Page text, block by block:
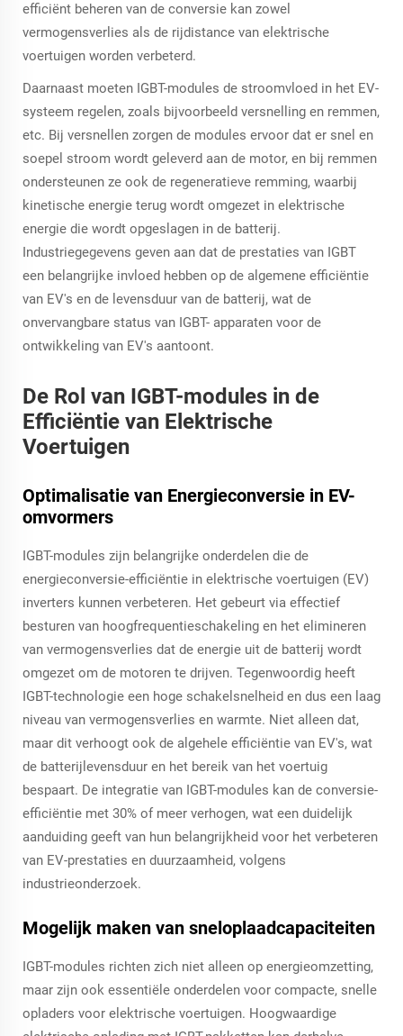
efficiënt beheren van de conversie kan zowel
vermogensverlies als de rijdistance van elektrische
voertuigen worden verbeterd.
Daarnaast moeten IGBT-modules de stroomvloed in het EV-
systeem regelen, zoals bijvoorbeeld versnelling en remmen,
etc. Bij versnellen zorgen de modules ervoor dat er snel en
soepel stroom wordt geleverd aan de motor, en bij remmen
ondersteunen ze ook de regeneratieve remming, waarbij
kinetische energie terug wordt omgezet in elektrische
energie die wordt opgeslagen in de batterij.
Industriegegevens geven aan dat de prestaties van IGBT
een belangrijke invloed hebben op de algemene efficiëntie
van EV's en de levensduur van de batterij, wat de
onvervangbare status van IGBT- apparaten voor de
ontwikkeling van EV's aantoont.
De Rol van IGBT-modules in de
Efficiëntie van Elektrische
Voertuigen
Optimalisatie van Energieconversie in EV-
omvormers
IGBT-modules zijn belangrijke onderdelen die de
energieconversie-efficiëntie in elektrische voertuigen (EV)
inverters kunnen verbeteren. Het gebeurt via effectief
besturen van hoogfrequentieschakeling en het elimineren
van vermogensverlies dat de energie uit de batterij wordt
omgezet om de motoren te drijven. Tegenwoordig heeft
IGBT-technologie een hoge schakelsnelheid en dus een laag
niveau van vermogensverlies en warmte. Niet alleen dat,
maar dit verhoogt ook de algehele efficiëntie van EV's, wat
de batterijlevensduur en het bereik van het voertuig
bespaart. De integratie van IGBT-modules kan de conversie-
efficiëntie met 30% of meer verhogen, wat een duidelijk
aanduiding geeft van hun belangrijkheid voor het verbeteren
van EV-prestaties en duurzaamheid, volgens
industrieonderzoek.
Mogelijk maken van sneloplaadcapaciteiten
IGBT-modules richten zich niet alleen op energieomzetting,
maar zijn ook essentiële onderdelen voor compacte, snelle
opladers voor elektrische voertuigen. Hoogwaardige